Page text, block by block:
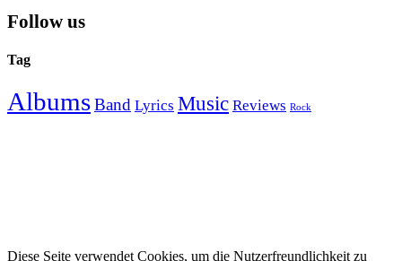
Follow us
Tag
AlbumsBand Lyrics Music Reviews Rock
Diese Seite verwendet Cookies, um die Nutzerfreundlichkeit zu